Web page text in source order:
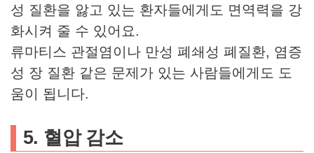
성 질환을 앓고 있는 환자들에게도 면역력을 강
화시켜 줄 수 있어요.
류마티스 관절염이나 만성 폐쇄성 폐질환, 염증
성 장 질환 같은 문제가 있는 사람들에게도 도
움이 됩니다.
5. 혈압 감소